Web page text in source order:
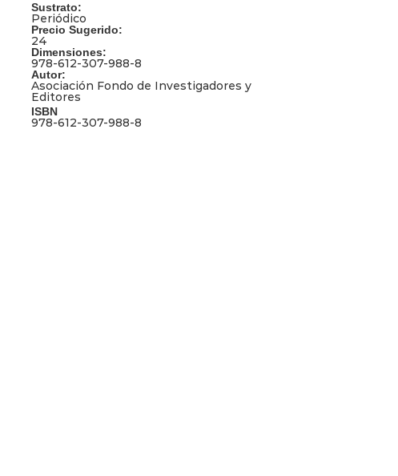
Sustrato:
Periódico
Precio Sugerido:
24
Dimensiones:
978-612-307-988-8
Autor:
Asociación Fondo de Investigadores y
Editores
ISBN
978-612-307-988-8